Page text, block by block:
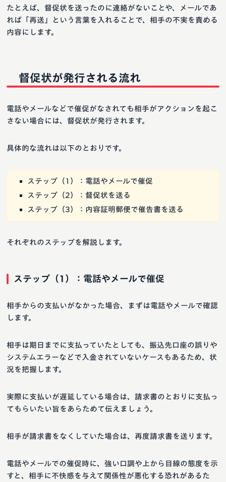
たとえば、督促状を送ったのに連絡がないことや、メールであ
れば「再送」という言葉を入れることで、相手の不実を責める
内容にします。
督促状が発行される流れ
電話やメールなどで催促がなされても相手がアクションを起こ
さない場合には、督促状が発行されます。
具体的な流れは以下のとおりです。
ステップ（1）：電話やメールで催促
ステップ（2）：督促状を送る
ステップ（3）：内容証明郵便で催告書を送る
それぞれのステップを解説します。
ステップ（1）：電話やメールで催促
相手からの支払いがなかった場合、まずは電話やメールで確認
します。
相手は期日までに支払っていたとしても、振込先口座の誤りや
システムエラーなどで入金されていないケースもあるため、状
況を把握します。
実際に支払いが遅延している場合は、請求書のとおりに支払っ
てもらいたい旨をあらためて伝えましょう。
相手が請求書をなくしていた場合は、再度請求書を送ります。
電話やメールでの催促時に、強い口調や上から目線の態度を示
すと、相手に不快感を与えて関係性が悪化する恐れがあるた